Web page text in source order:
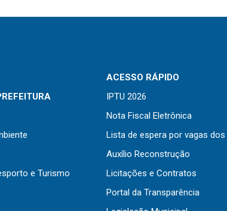
e Turismo
ACESSO RÁPIDO
IPTU 2026
Nota Fiscal Eletrônica
Lista de espera por vagas
Auxílio Reconstrução
Licitações e Contratos
Portal da Transparência